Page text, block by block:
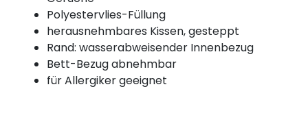
Polyestervlies-Füllung
herausnehmbares Kissen, gesteppt
Rand: wasserabweisender Innenbezug
Bett-Bezug abnehmbar
für Allergiker geeignet